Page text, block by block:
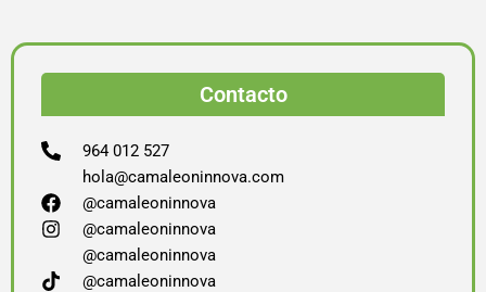
Contacto
964 012 527
hola@camaleoninnova.com
@camaleoninnova
@camaleoninnova
@camaleoninnova
@camaleoninnova